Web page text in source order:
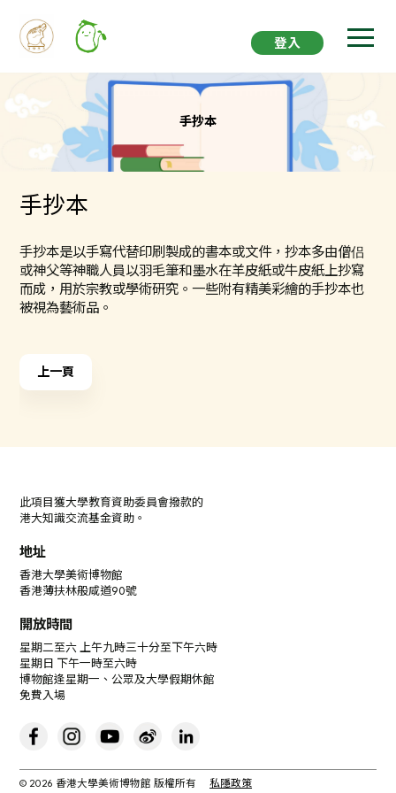
登入
手抄本
手抄本
手抄本是以手寫代替印刷製成的書本或文件，抄本多由僧侣
或神父等神職人員以羽毛筆和墨水在羊皮紙或牛皮紙上抄寫
而成，用於宗教或學術研究。一些附有精美彩繪的手抄本也
被視為藝術品。
上一頁
此項目獲大學教育資助委員會撥款的
港大知識交流基金資助。
地址
香港大學美術博物館
香港薄扶林般咸道90號
開放時間
星期二至六 上午九時三十分至下午六時
星期日 下午一時至六時
博物館逢星期一、公眾及大學假期休館
免費入場
© 2026 香港大學美術博物館 版權所有 私隱政策